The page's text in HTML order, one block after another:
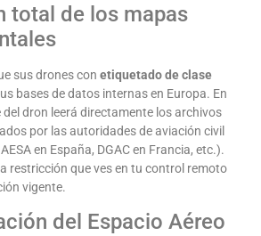
total de los mapas
sus drones conetiquetado de clase
bases de datos internas en Europa. En
dron leerá directamente los archivos
por las autoridades de aviación civil
en España, DGAC en Francia, etc.).
restricción que ves en tu control remoto
vigente.
del Espacio Aéreo